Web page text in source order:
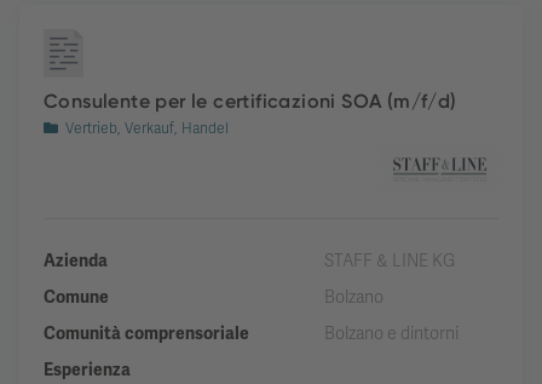
Consulente per le certificazioni SOA (m/f/d)
Vertrieb, Verkauf, Handel
Azienda
STAFF & LINE KG
Comune
Bolzano
Comunità comprensoriale
Bolzano e dintorni
Esperienza